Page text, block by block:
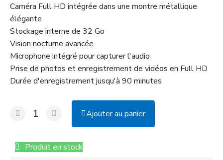
Caméra Full HD intégrée dans une montre métallique
élégante
Stockage interne de 32 Go
Vision nocturne avancée
Microphone intégré pour capturer l'audio
Prise de photos et enregistrement de vidéos en Full HD
Durée d'enregistrement jusqu'à 90 minutes
Ajouter au panier
Produit en stock